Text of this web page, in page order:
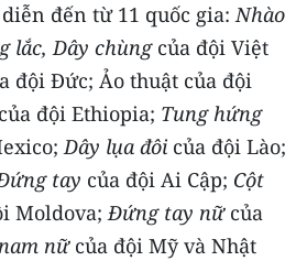
phía Bắc
đến từ 11 quốc gia:Nhào
lắc, Dây chùngcủa đội Việt
đội Đức; Ảo thuật của đội
của đội Ethiopia; Tung hứng
Dây lụa đôi của đội Lào;
tay của đội Ai Cập; Cột
Moldova;Đứng tay nữcủa
nữcủa đội Mỹ và Nhật